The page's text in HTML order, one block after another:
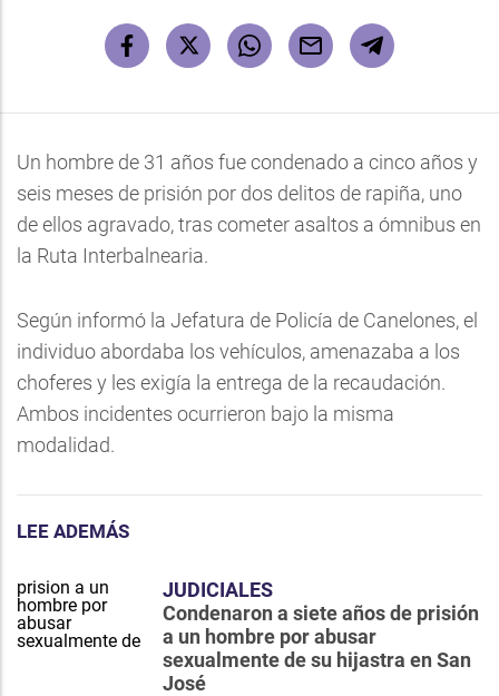
Un hombre de 31 años fue condenado a cinco años y
seis meses de prisión por dos delitos de rapiña, uno
de ellos agravado, tras cometer asaltos a ómnibus en
la Ruta Interbalnearia.
Según informó la Jefatura de Policía de Canelones, el
individuo abordaba los vehículos, amenazaba a los
choferes y les exigía la entrega de la recaudación.
Ambos incidentes ocurrieron bajo la misma
modalidad.
LEE ADEMÁS
JUDICIALES
Condenaron a siete años de prisión
a un hombre por abusar
sexualmente de su hijastra en San
José